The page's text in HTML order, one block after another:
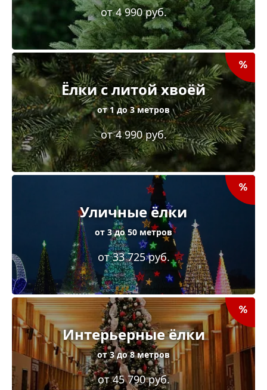
от 4 990 руб.
Ёлки с литой хвоёй
от 1 до 3 метров
от 4 990 руб.
Уличные ёлки
от 3 до 50 метров
от 33 725 руб.
Интерьерные ёлки
от 3 до 8 метров
от 45 790 руб.